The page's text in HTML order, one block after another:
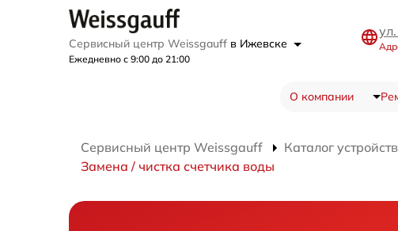
Сервисный центр Weissgauff в Ижевске
Ежедневно с 9:00 до 21:00
О компании
Сервисный центр Weissgauff Каталог устройств
Замена / чистка счетчика воды